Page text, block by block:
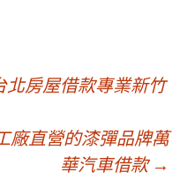
北房屋借款專業新竹
廠直營的漆彈品牌萬
華汽車借款 →